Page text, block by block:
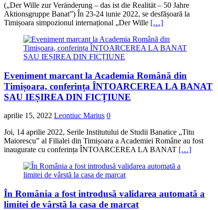
(„Der Wille zur Veränderung – das ist die Realität – 50 Jahre
Aktionsgruppe Banat”) În 23-24 iunie 2022, se desfășoară la
Timișoara simpozionul internațional „Der Wille […]
Eveniment marcant la Academia Română din
Timișoara, conferința ÎNTOARCEREA LA BANAT
SAU IEȘIREA DIN FICȚIUNE
aprilie 15, 2022 Leontiuc Marius 0
Joi, 14 aprilie 2022, Serile Institutului de Studii Banatice „Titu
Maiorescu” al Filialei din Timișoara a Academiei Române au fost
inaugurate cu conferința ÎNTOARCEREA LA BANAT […]
În România a fost introdusă validarea automată a
limitei de vârstă la casa de marcat